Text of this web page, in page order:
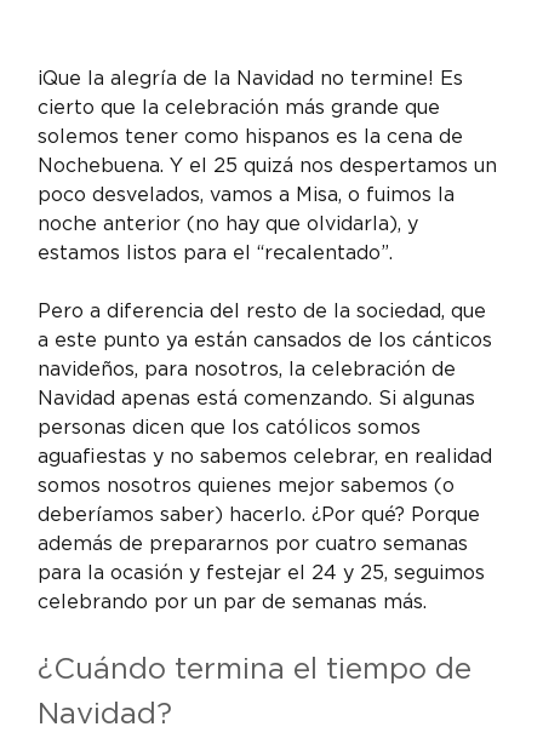
¡Que la alegría de la Navidad no termine! Es
cierto que la celebración más grande que
solemos tener como hispanos es la cena de
Nochebuena. Y el 25 quizá nos despertamos un
poco desvelados, vamos a Misa, o fuimos la
noche anterior (no hay que olvidarla), y
estamos listos para el “recalentado”.
Pero a diferencia del resto de la sociedad, que
a este punto ya están cansados de los cánticos
navideños, para nosotros, la celebración de
Navidad apenas está comenzando. Si algunas
personas dicen que los católicos somos
aguafiestas y no sabemos celebrar, en realidad
somos nosotros quienes mejor sabemos (o
deberíamos saber) hacerlo. ¿Por qué? Porque
además de prepararnos por cuatro semanas
para la ocasión y festejar el 24 y 25, seguimos
celebrando por un par de semanas más.
¿Cuándo termina el tiempo de
Navidad?